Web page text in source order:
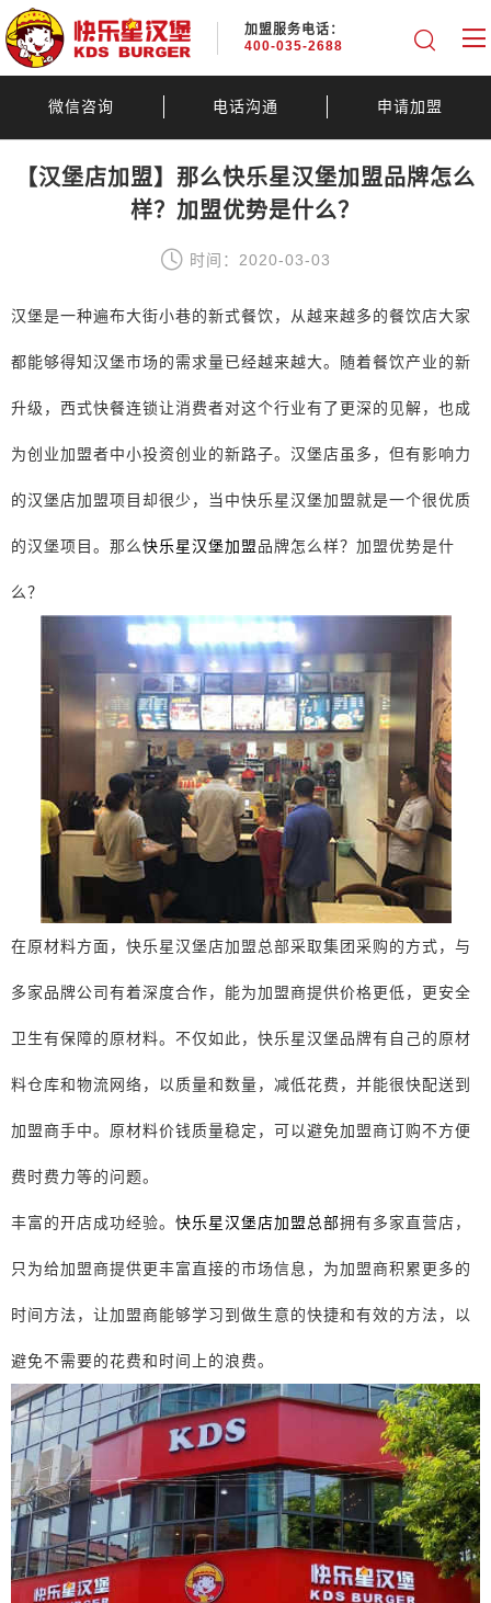
加盟服务电话：
400-035-2688
微信咨询 电话沟通 申请加盟
【汉堡店加盟】那么快乐星汉堡加盟品牌怎么
样？加盟优势是什么？
时间：2020-03-03
汉堡是一种遍布大街小巷的新式餐饮，从越来越多的餐饮店大家
都能够得知汉堡市场的需求量已经越来越大。随着餐饮产业的新
升级，西式快餐连锁让消费者对这个行业有了更深的见解，也成
为创业加盟者中小投资创业的新路子。汉堡店虽多，但有影响力
的汉堡店加盟项目却很少，当中快乐星汉堡加盟就是一个很优质
的汉堡项目。那么快乐星汉堡加盟品牌怎么样？加盟优势是什
么？
在原材料方面，快乐星汉堡店加盟总部采取集团采购的方式，与
多家品牌公司有着深度合作，能为加盟商提供价格更低，更安全
卫生有保障的原材料。不仅如此，快乐星汉堡品牌有自己的原材
料仓库和物流网络，以质量和数量，减低花费，并能很快配送到
加盟商手中。原材料价钱质量稳定，可以避免加盟商订购不方便
费时费力等的问题。
丰富的开店成功经验。 快乐星汉堡店加盟总部拥有多家直营店，
只为给加盟商提供更丰富直接的市场信息，为加盟商积累更多的
时间方法，让加盟商能够学习到做生意的快捷和有效的方法，以
避免不需要的花费和时间上的浪费。